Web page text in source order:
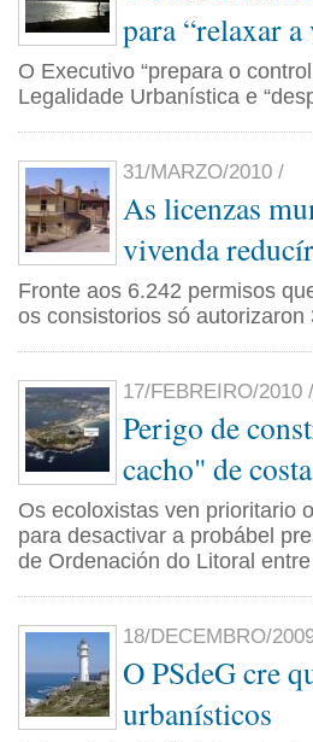
para “relaxar
O Executivo “prepara o
Legalidade Urbanística e
31/MARZO/2010 /
As licenzas
vivenda
Fronte aos 6.242 permisos
os consistorios só
17/FEBREIRO/2010 /
Perigo de
cacho" de costa
Os ecoloxistas ven prioritario
para desactivar a probábel
de Ordenación do Litoral
18/DECEMBRO/
O PSdeG cre
urbanísticos